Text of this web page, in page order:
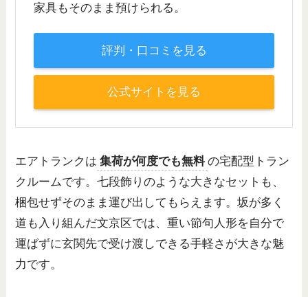
家具もそのまま預けられる。
評判・口コミを見る
公式サイトを見る
エアトランクは 集荷が何度でも無料 の宅配型トラン
クルームです。七段飾りのような大きなセットも、
梱包せずそのまま運び出してもらえます。坂が多く
道も入り組んだ文京区では、重い節句人形を自分で
運ばずに玄関先で受け渡しできる手軽さが大きな魅
力です。